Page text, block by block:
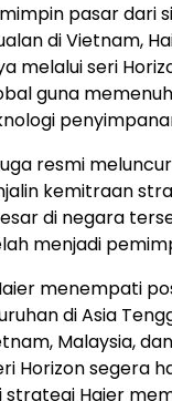
pasar dari
di Vietnam,
melalui seri
guna
resmi
kemitraan
di negara
menjadi
menempati
di Asia
Malaysia,
Horizon segera
strategi Haier